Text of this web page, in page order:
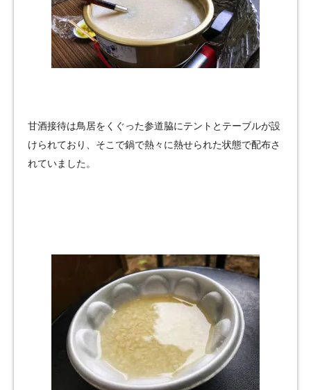
甘酒接待は鳥居をくぐった参道脇にテントとテーブルが設
けられており、そこで鍋で熱々に熱せられた状態で配布さ
れていました。